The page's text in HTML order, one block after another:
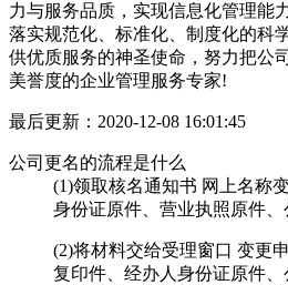
力与服务品质，实现信息化管理能
落实规范化、标准化、制度化的科
供优质服务的神圣使命，努力把公
美誉度的企业管理服务专家!
最后更新： 2020-12-08 16:01:45
公司更名的流程是什么
(1)领取核名通知书 网上名称
身份证原件、营业执照原件、
(2)将材料交给受理窗口 变更
复印件、经办人身份证原件、